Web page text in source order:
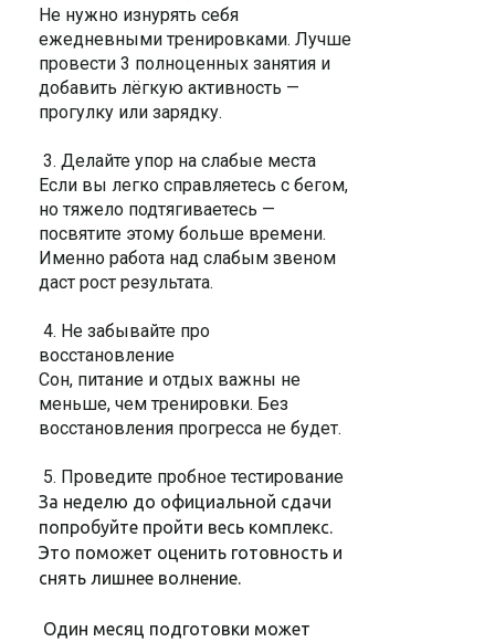
Не нужно изнурять себя
ежедневными тренировками. Лучше
провести 3 полноценных занятия и
добавить лёгкую активность —
прогулку или зарядку.
3. Делайте упор на слабые места
Если вы легко справляетесь с бегом,
но тяжело подтягиваетесь —
посвятите этому больше времени.
Именно работа над слабым звеном
даст рост результата.
4. Не забывайте про
восстановление
Сон, питание и отдых важны не
меньше, чем тренировки. Без
восстановления прогресса не будет.
5. Проведите пробное тестирование
За неделю до официальной сдачи
попробуйте пройти весь комплекс.
Это поможет оценить готовность и
снять лишнее волнение.
Один месяц подготовки может